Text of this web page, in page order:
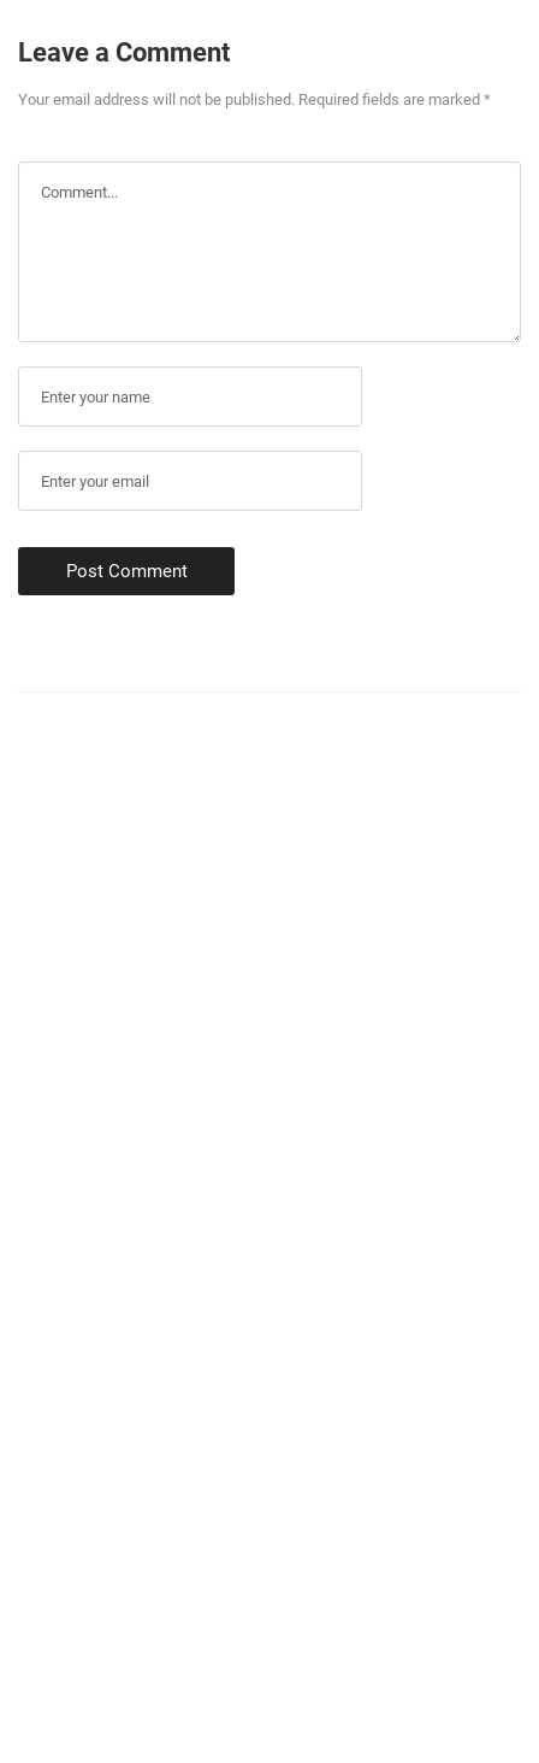
Leave a Comment
Your email address will not be published. Required fields are marked *
Post Comment